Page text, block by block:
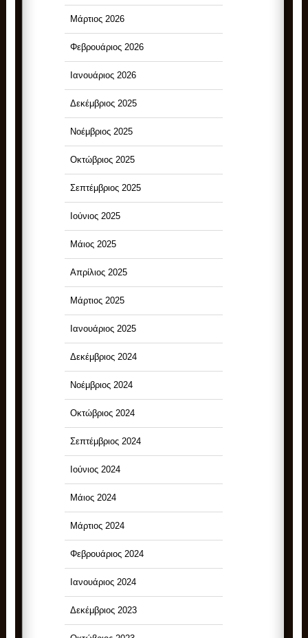
Μάρτιος 2026
Φεβρουάριος 2026
Ιανουάριος 2026
Δεκέμβριος 2025
Νοέμβριος 2025
Οκτώβριος 2025
Σεπτέμβριος 2025
Ιούνιος 2025
Μάιος 2025
Απρίλιος 2025
Μάρτιος 2025
Ιανουάριος 2025
Δεκέμβριος 2024
Νοέμβριος 2024
Οκτώβριος 2024
Σεπτέμβριος 2024
Ιούνιος 2024
Μάιος 2024
Μάρτιος 2024
Φεβρουάριος 2024
Ιανουάριος 2024
Δεκέμβριος 2023